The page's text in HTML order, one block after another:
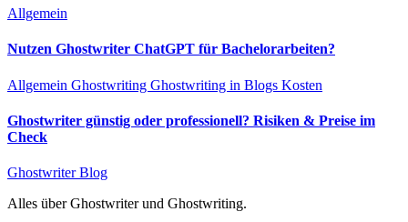
Allgemein
Nutzen Ghostwriter ChatGPT für Bachelorarbeiten?
Allgemein Ghostwriting Ghostwriting in Blogs Kosten
Ghostwriter günstig oder professionell? Risiken & Preise im
Check
Ghostwriter Blog
Alles über Ghostwriter und Ghostwriting.